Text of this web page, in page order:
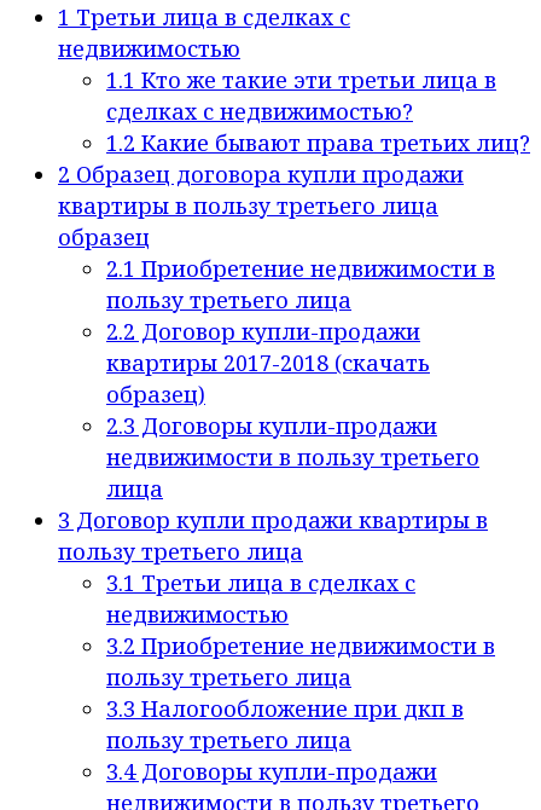
1 Третьи лица в сделках с
недвижимостью
1.1 Кто же такие эти третьи лица в
сделках с недвижимостью?
1.2 Какие бывают права третьих лиц?
2 Образец договора купли продажи
квартиры в пользу третьего лица
образец
2.1 Приобретение недвижимости в
пользу третьего лица
2.2 Договор купли-продажи
квартиры 2017-2018 (скачать
образец)
2.3 Договоры купли-продажи
недвижимости в пользу третьего
лица
3 Договор купли продажи квартиры в
пользу третьего лица
3.1 Третьи лица в сделках с
недвижимостью
3.2 Приобретение недвижимости в
пользу третьего лица
3.3 Налогообложение при дкп в
пользу третьего лица
3.4Договоры купли-продажи
недвижимости в пользу третьего